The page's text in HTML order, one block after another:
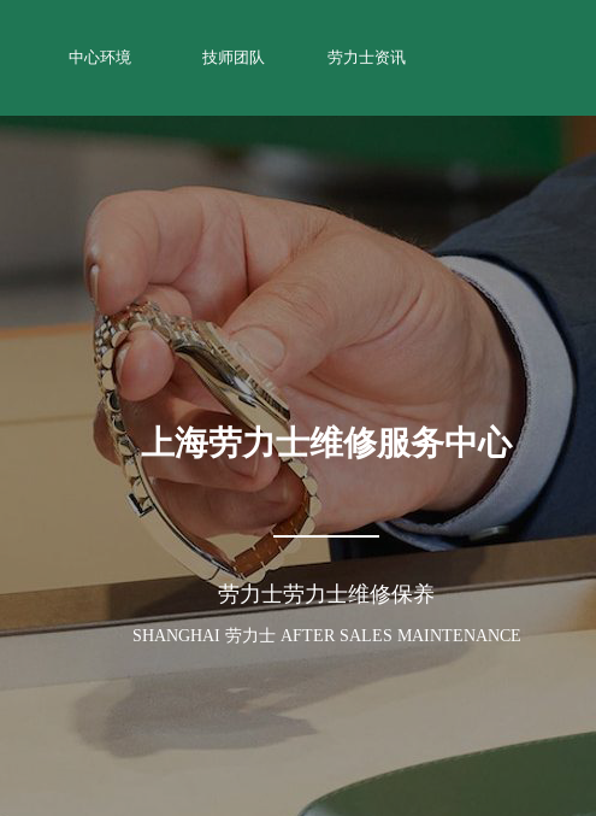
中心环境 技师团队 劳力士资讯
上海劳力士维修服务中心
劳力士劳力士维修保养
SHANGHAI 劳力士 AFTER SALES MAINTENANCE